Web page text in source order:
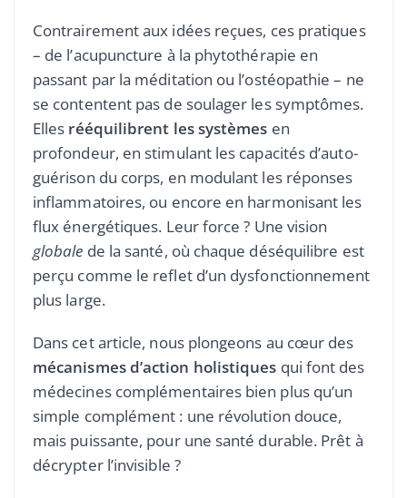
Contrairement aux idées reçues, ces pratiques
– de l’acupuncture à la phytothérapie en
passant par la méditation ou l’ostéopathie – ne
se contentent pas de soulager les symptômes.
Elles rééquilibrent les systèmes en
profondeur, en stimulant les capacités d’auto-
guérison du corps, en modulant les réponses
inflammatoires, ou encore en harmonisant les
flux énergétiques. Leur force ? Une vision
globale de la santé, où chaque déséquilibre est
perçu comme le reflet d’un dysfonctionnement
plus large.
Dans cet article, nous plongeons au cœur des
mécanismes d’action holistiques qui font des
médecines complémentaires bien plus qu’un
simple complément : une révolution douce,
mais puissante, pour une santé durable. Prêt à
décrypter l’invisible ?